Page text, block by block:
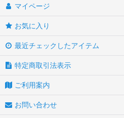
マイページ
お気に入り
最近チェックしたアイテム
特定商取引法表示
ご利用案内
お問い合わせ